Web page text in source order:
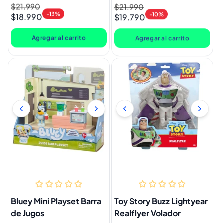
Precio
habitual
$21.990
Precio
de
oferta
$18.990 -13%
Agregar al carrito
Precio
habitual
$21.990
Precio
de
oferta
$19.790 -10%
Agregar al carrito
Bluey Mini Playset Barra
de Jugos
Toy Story Buzz Lightyear
Realflyer Volador